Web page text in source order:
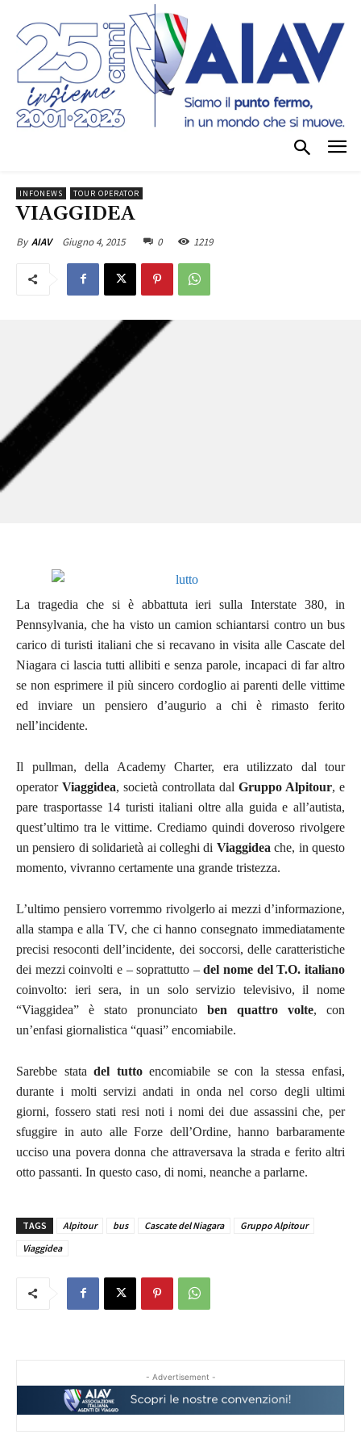
INFONEWS TOUR OPERATOR
VIAGGIDEA
By AIAV Giugno 4, 2015 0 1219
La tragedia che si è abbattuta ieri sulla Interstate 380, in
Pennsylvania, che ha visto un camion schiantarsi contro un bus
carico di turisti italiani che si recavano in visita alle Cascate del
Niagara ci lascia tutti allibiti e senza parole, incapaci di far altro
se non esprimere il più sincero cordoglio ai parenti delle vittime
ed inviare un pensiero d’augurio a chi è rimasto ferito
nell’incidente.
Il pullman, della Academy Charter, era utilizzato dal tour
operator Viaggidea, società controllata dal Gruppo Alpitour, e
pare trasportasse 14 turisti italiani oltre alla guida e all’autista,
quest’ultimo tra le vittime. Crediamo quindi doveroso rivolgere
un pensiero di solidarietà ai colleghi di Viaggidea che, in questo
momento, vivranno certamente una grande tristezza.
L’ultimo pensiero vorremmo rivolgerlo ai mezzi d’informazione,
alla stampa e alla TV, che ci hanno consegnato immediatamente
precisi resoconti dell’incidente, dei soccorsi, delle caratteristiche
dei mezzi coinvolti e – soprattutto –del nome del T.O. italiano
coinvolto: ieri sera, in un solo servizio televisivo, il nome
“Viaggidea” è stato pronunciato ben quattro volte, con
un’enfasi giornalistica “quasi” encomiabile.
Sarebbe statadel tuttoencomiabile se con la stessa enfasi,
durante i molti servizi andati in onda nel corso degli ultimi
giorni, fossero stati resi noti i nomi dei due assassini che, per
sfuggire in auto alle Forze dell’Ordine, hanno barbaramente
ucciso una povera donna che attraversava la strada e ferito altri
otto passanti. In questo caso, di nomi, neanche a parlarne.
TAGS Alpitour bus Cascate del Niagara
Gruppo Alpitour
Viaggidea
- Advertisement -